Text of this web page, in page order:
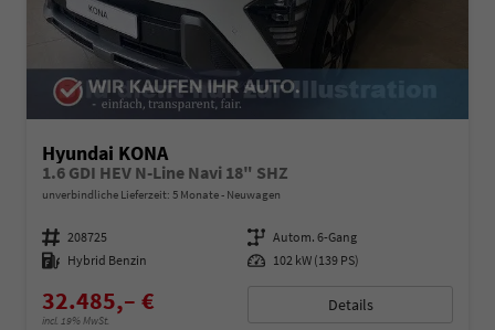
Hyundai KONA
1.6 GDI HEV N-Line Navi 18" SHZ
unverbindliche Lieferzeit: 5 Monate Neuwagen
Fahrzeugnummer 208725 Getriebe Autom. 6-Gang
Kraftstoff Hybrid Benzin Leistung 102 kW (139 PS)
32.485,– €
incl. 19% MwSt.
Details